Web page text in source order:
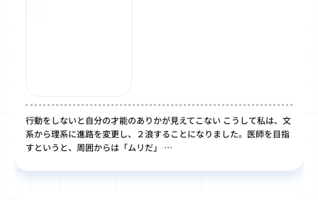
行動をしないと自分の才能のありかが見えてこない こうして私は、文
系から理系に進路を変更し、２浪することになりました。医師を目指
すというと、周囲からは「ムリだ」 …